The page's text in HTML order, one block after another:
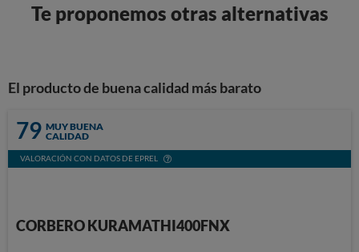
Te proponemos otras alternativas
El producto de buena calidad más barato
79 MUY BUENA
CALIDAD
VALORACIÓN CON DATOS DE EPREL
CORBERO KURAMATHI400FNX